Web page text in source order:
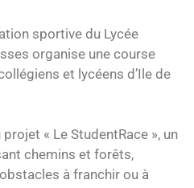
sportive du Lycée
organise une course
et lycéens d’Ile de
« Le StudentRace », un
chemins et forêts,
à franchir ou à